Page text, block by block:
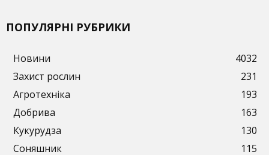
ПОПУЛЯРНІ РУБРИКИ
Новини
4032
Захист рослин
231
Агротехніка
193
Добрива
163
Кукурудза
130
Соняшник
115